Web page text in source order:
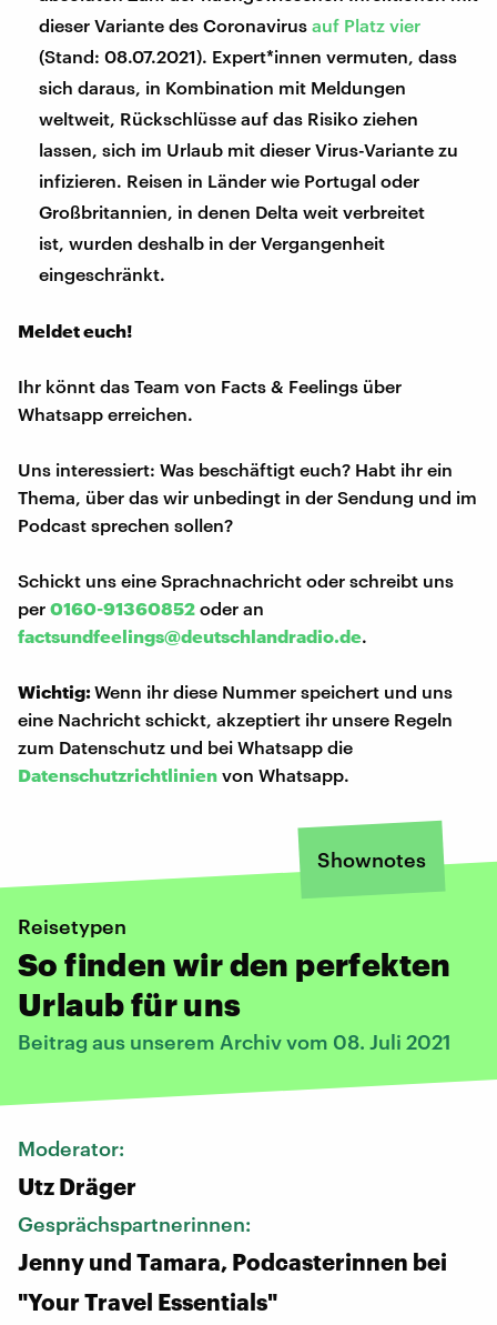
dieser Variante des Coronavirusauf Platz vier
(Stand: 08.07.2021). Expert*innen vermuten, dass
sich daraus, in Kombination mit Meldungen
weltweit, Rückschlüsse auf das Risiko ziehen
lassen, sich im Urlaub mit dieser Virus-Variante zu
infizieren. Reisen in Länder wie Portugal oder
Großbritannien, in denen Delta weit verbreitet
ist, wurden deshalb in der Vergangenheit
eingeschränkt.
Meldet euch!
Ihr könnt das Team von Facts & Feelings über
Whatsapp erreichen.
Uns interessiert: Was beschäftigt euch? Habt ihr ein
Thema, über das wir unbedingt in der Sendung und im
Podcast sprechen sollen?
Schickt uns eine Sprachnachricht oder schreibt uns
per 0160-91360852 oder an
factsundfeelings@deutschlandradio.de.
Wichtig:Wenn ihr diese Nummer speichert und uns
eine Nachricht schickt, akzeptiert ihr unsere Regeln
zum Datenschutz und bei Whatsapp die
Datenschutzrichtlinien von Whatsapp.
Shownotes
Reisetypen
So finden wir den perfekten
Urlaub für uns
Beitrag aus unserem Archiv vom 08. Juli 2021
Moderator:
Utz Dräger
Gesprächspartnerinnen:
Jenny und Tamara, Podcasterinnen bei
"Your Travel Essentials"